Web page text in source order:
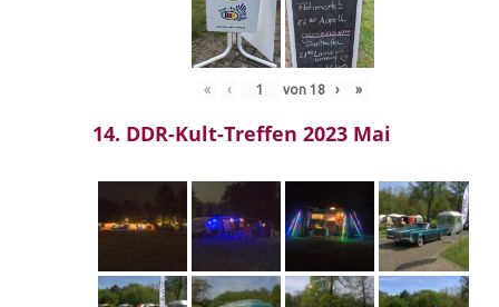
« ‹ von 18 › »
14. DDR-Kult-Treffen 2023 Mai